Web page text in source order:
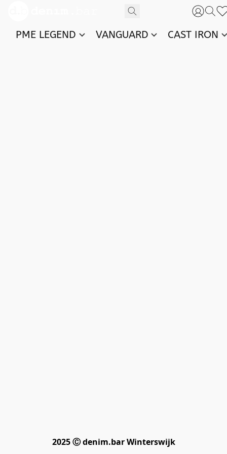
PME LEGEND VANGUARD CAST IRON
2025 Ⓒ denim.bar Winterswijk